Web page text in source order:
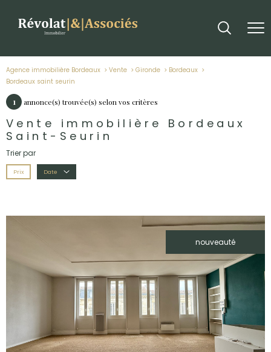
Agence immobilière Bordeaux Vente Gironde
Bordeaux
bordeaux saint seurin
1 annonce(s) trouvée(s) selon vos critères
Vente immobilière Bordeaux
Saint-Seurin
Trier par
Prix Date
nouveauté
voir le
bien